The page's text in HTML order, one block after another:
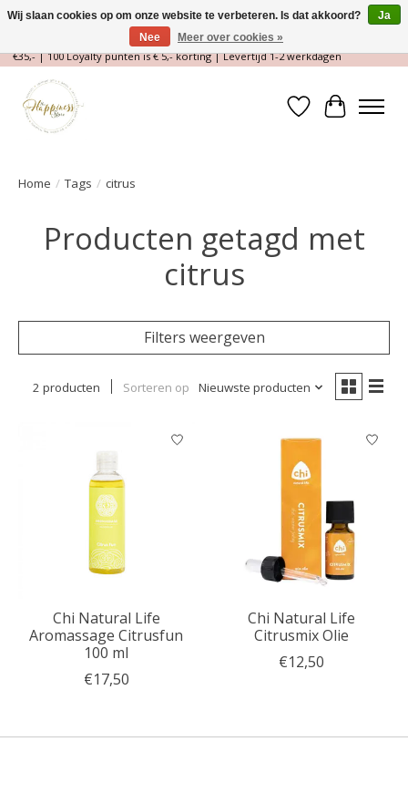
Magische Conceptstore, Edelstenen & Spirituele winkel | Gratis verzending >
€35,- | 100 Loyalty punten is € 5,- korting | Levertijd 1-2 werkdagen
Verlanglijst
Home / Tags / citrus
Producten getagd met
citrus
Filters weergeven
2 producten Sorteren op Nieuwste producten
Chi Natural Life
Aromassage Citrusfun
100 ml
€17,50
Chi Natural Life
Citrusmix Olie
€12,50
Wij slaan cookies op om onze website te verbeteren. Is dat akkoord?
Ja
Nee
Meer over cookies »